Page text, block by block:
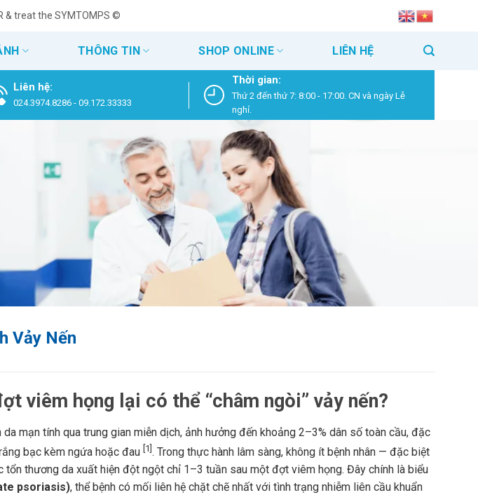
& treat the SYMTOMPS ©
THÔNG TIN SHOP ONLINE LIÊN HỆ
Liên hệ:
024.3974.8286- 09.172.33333
Thời gian:
Thứ 2 đến thứ 7: 8:00 - 17:00. CN và ngày Lễ
nghỉ.
Vảy Nến
viêm họng lại có thể “châm ngòi” vảy nến?
mạn tính qua trung gian miễn dịch, ảnh hưởng đến khoảng 2–3% dân số toàn cầu, đặc
bạc kèm ngứa hoặc đau[1]. Trong thực hành lâm sàng, không ít bệnh nhân — đặc biệt
thương da xuất hiện đột ngột chỉ 1–3 tuần sau một đợt viêm họng. Đây chính là biểu
psoriasis), thể bệnh có mối liên hệ chặt chẽ nhất với tình trạng nhiễm liên cầu khuẩn